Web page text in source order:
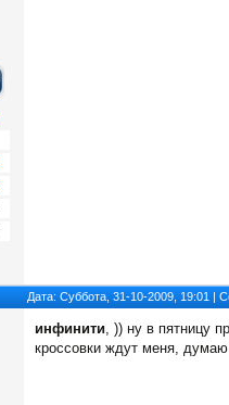
Дата: Суббота, 31-10-2009, 19:01 |
инфинити, )) ну в пятницу
кроссовки ждут меня,